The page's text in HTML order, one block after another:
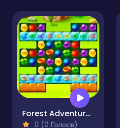
Forest Adventure Match 3
0 (0 Голосів)